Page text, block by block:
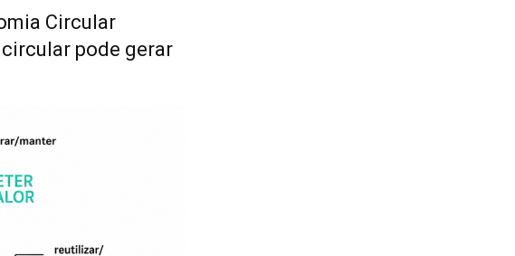
Circular
pode gerar